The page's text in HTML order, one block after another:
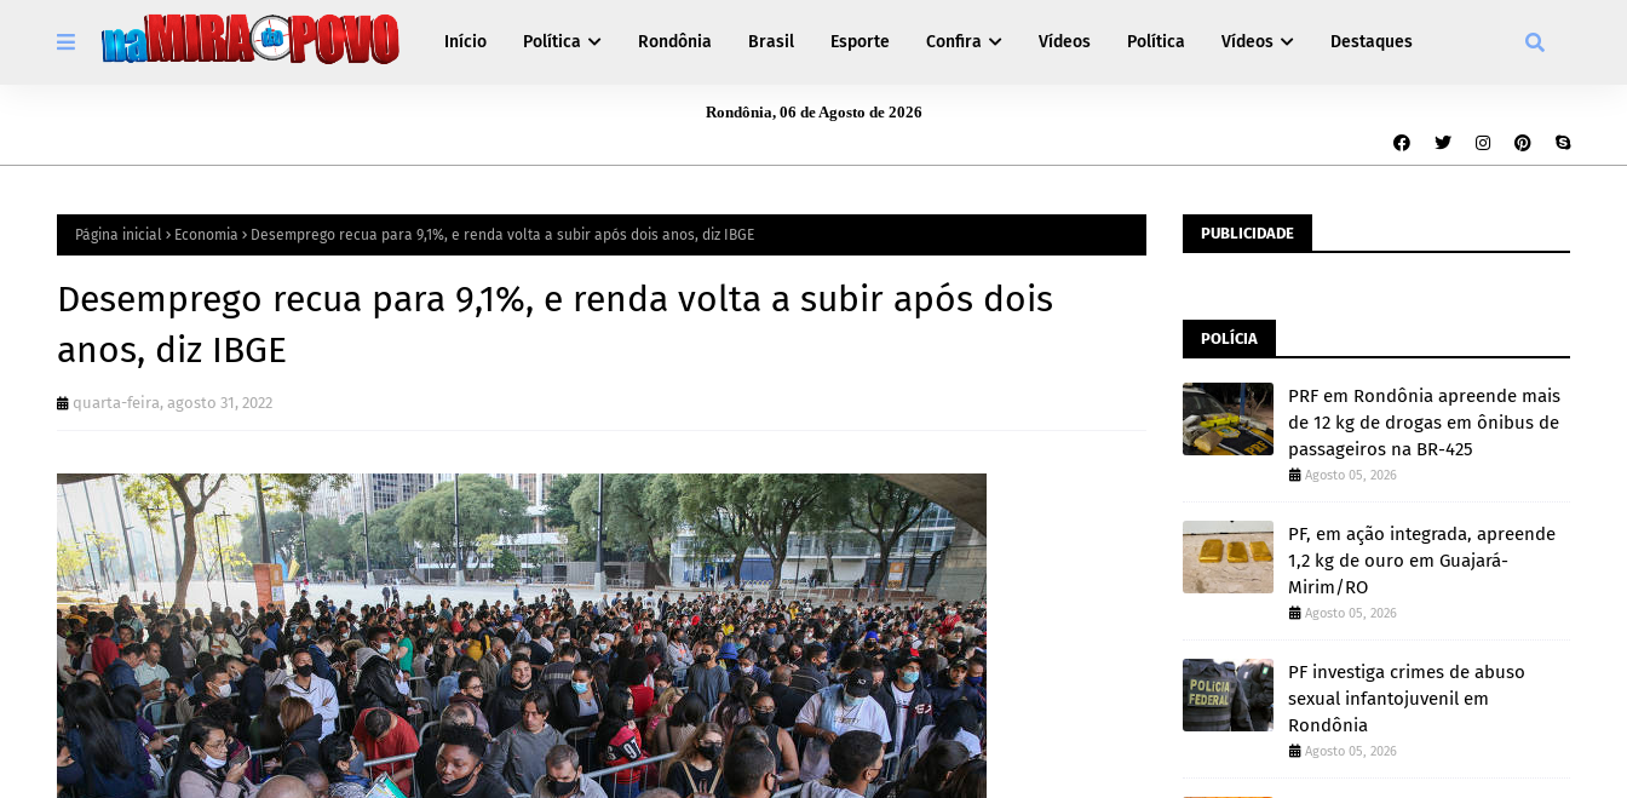
Início Política Rondônia Brasil Esporte Confira Vídeos Política Vídeos Destaques
Rondônia, 06 de Agosto de 2026
Página inicial Economia Desemprego recua para 9,1%, e renda volta a subir após dois anos, diz IBGE
Desemprego recua para 9,1%, e renda volta a subir após dois
anos, diz IBGE
quarta-feira, agosto 31, 2022
PUBLICIDADE
POLÍCIA
PRF em Rondônia apreende mais
de 12 kg de drogas em ônibus de
passageiros na BR-425
Agosto 05, 2026
PF, em ação integrada, apreende
1,2 kg de ouro em Guajará-
Mirim/RO
Agosto 05, 2026
PF investiga crimes de abuso
sexual infantojuvenil em
Rondônia
Agosto 05, 2026